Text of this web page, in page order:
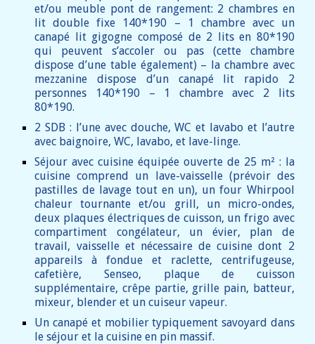
et/ou meuble pont de rangement: 2 chambres en
lit double fixe 140*190 – 1 chambre avec un
canapé lit gigogne composé de 2 lits en 80*190
qui peuvent s’accoler ou pas (cette chambre
dispose d’une table également) – la chambre avec
mezzanine dispose d’un canapé lit rapido 2
personnes 140*190 – 1 chambre avec 2 lits
80*190.
2 SDB : l’une avec douche, WC et lavabo et l’autre
avec baignoire, WC, lavabo, et lave-linge.
Séjour avec cuisine équipée ouverte de 25 m² : la
cuisine comprend un lave-vaisselle (prévoir des
pastilles de lavage tout en un), un four Whirpool
chaleur tournanteet/ou grill, unmicro-ondes,
deux plaques électriques de cuisson, un frigo avec
compartiment congélateur, un évier, plan de
travail, vaisselle et nécessaire de cuisine dont 2
appareils à fondue et raclette, centrifugeuse,
cafetière, Senseo, plaque de cuisson
supplémentaire, crêpe partie, grille pain, batteur,
mixeur, blender et un cuiseur vapeur.
Un canapé et mobilier typiquement savoyard dans
le séjour et la cuisine en pin massif.